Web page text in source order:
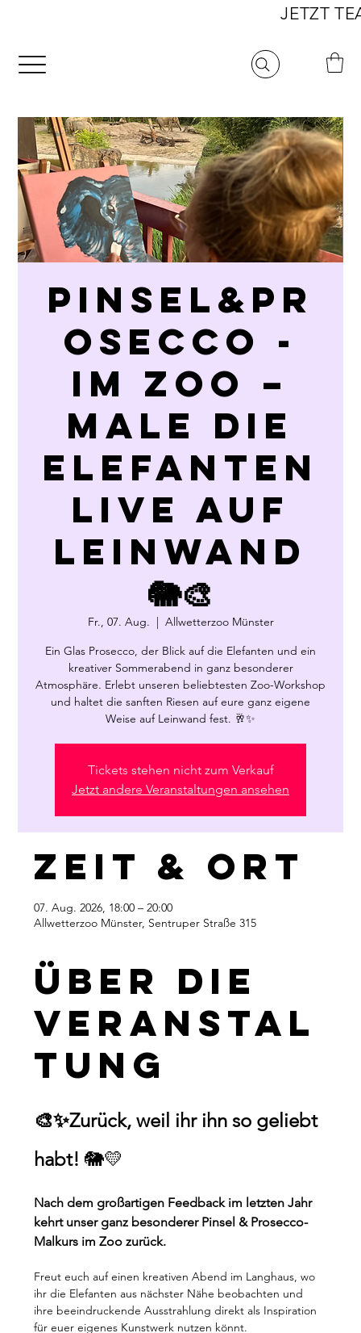
PINSEL&PR
OSECCO -
im Zoo –
Male die
Elefanten
live auf
Leinwand
🐘🎨
Fr., 07. Aug.
  |
Allwetterzoo Münster
Ein Glas Prosecco, der Blick auf die Elefanten und ein
kreativer Sommerabend in ganz besonderer
Atmosphäre. Erlebt unseren beliebtesten Zoo-Workshop
und haltet die sanften Riesen auf eure ganz eigene
Weise auf Leinwand fest. 🥂✨
Tickets stehen nicht zum Verkauf
Jetzt andere Veranstaltungen ansehen
Zeit & Ort
07. Aug. 2026, 18:00 – 20:00
Allwetterzoo Münster, Sentruper Straße 315
Über die
Veranstal
tung
🎨✨Zurück, weil ihr ihn so geliebt
habt! 🐘💛
Nach dem großartigen Feedback im letzten Jahr
kehrt unser ganz besonderer Pinsel & Prosecco-
Malkurs im Zoo zurück.
Freut euch auf einen kreativen Abend im Langhaus, wo
ihr die Elefanten aus nächster Nähe beobachten und
ihre beeindruckende Ausstrahlung direkt als Inspiration
für euer eigenes Kunstwerk nutzen könnt.